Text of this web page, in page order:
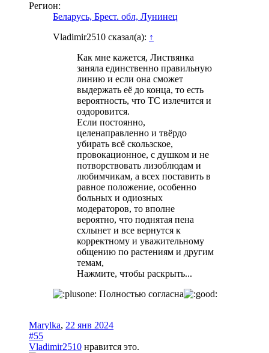
Регион:
Беларусь, Брест. обл, Лунинец
Vladimir2510 сказал(а): ↑
Как мне кажется, Листвянка
заняла единственно правильную
линию и если она сможет
выдержать её до конца, то есть
вероятность, что ТС излечится и
оздоровится.
Если постоянно,
целенаправленно и твёрдо
убирать всё скользское,
провокационное, с душком и не
потворствовать лизоблюдам и
любимчикам, а всех поставить в
равное положение, особенно
больных и одиозных
модераторов, то вполне
вероятно, что поднятая пена
схлынет и все вернутся к
корректному и уважительному
общению по растениям и другим
темам,
Нажмите, чтобы раскрыть...
Полностью согласна
Marylka, 22 янв 2024
#55
Vladimir2510 нравится это.